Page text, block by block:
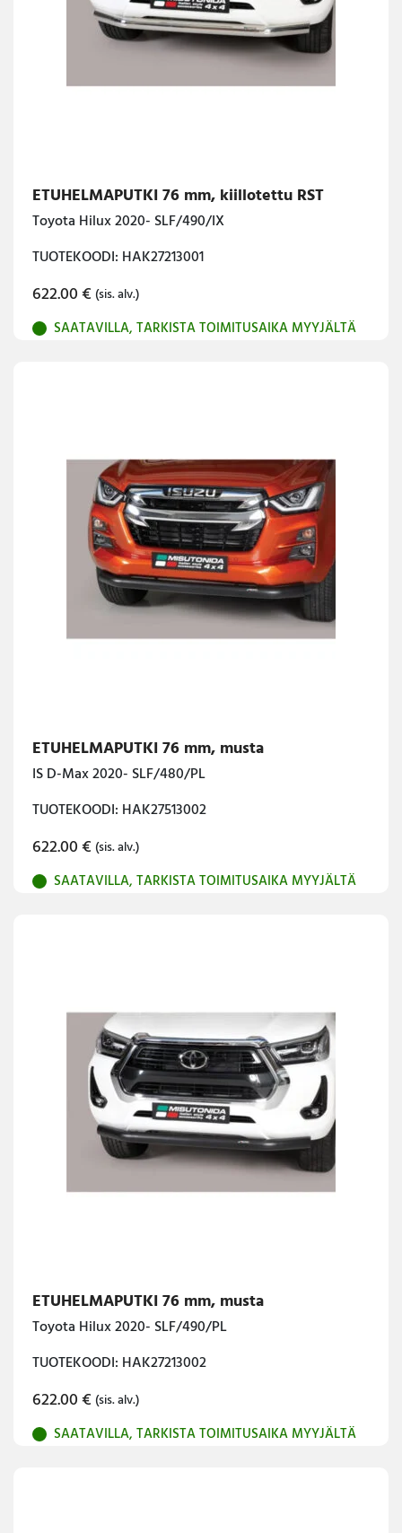
ETUHELMAPUTKI 76 mm, kiillotettu RST
Toyota Hilux 2020- SLF/490/IX
TUOTEKOODI: HAK27213001
622.00€ (sis. alv.)
SAATAVILLA, TARKISTA TOIMITUSAIKA MYYJÄLTÄ
ETUHELMAPUTKI 76 mm, musta
IS D-Max 2020- SLF/480/PL
TUOTEKOODI: HAK27513002
622.00€ (sis. alv.)
SAATAVILLA, TARKISTA TOIMITUSAIKA MYYJÄLTÄ
ETUHELMAPUTKI 76 mm, musta
Toyota Hilux 2020- SLF/490/PL
TUOTEKOODI: HAK27213002
622.00€ (sis. alv.)
SAATAVILLA, TARKISTA TOIMITUSAIKA MYYJÄLTÄ